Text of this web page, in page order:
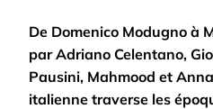
De Domenico Modugno à
par Adriano Celentano,
Pausini, Mahmood et
italienne traverse les